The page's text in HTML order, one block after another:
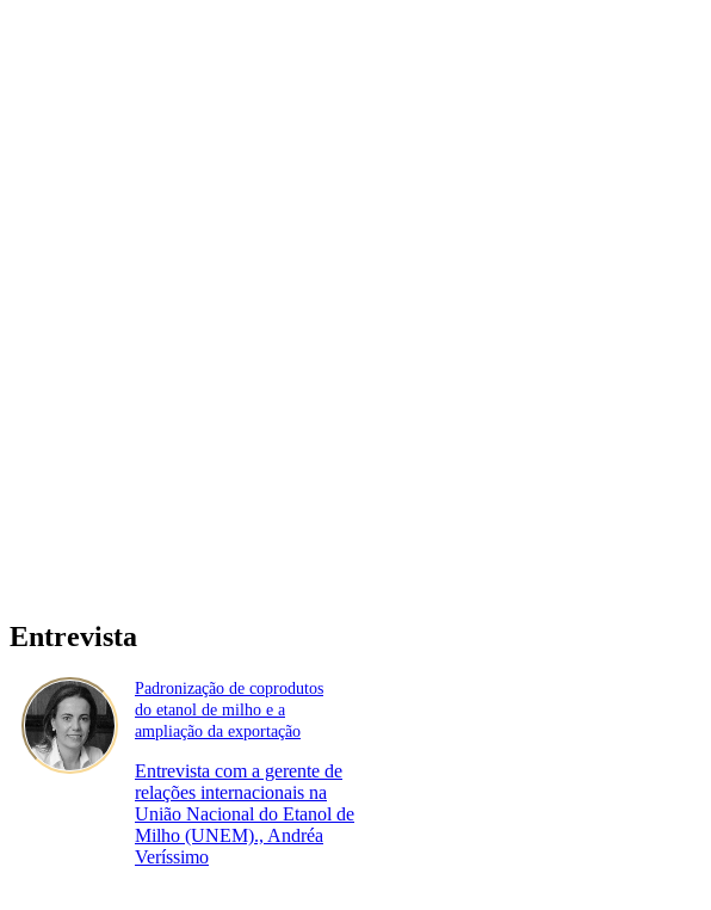
Entrevista
Padronização de coprodutos
do etanol de milho e a
ampliação da exportação
Entrevista com a gerente de
relações internacionais na
União Nacional do Etanol de
Milho (UNEM)., Andréa
Veríssimo